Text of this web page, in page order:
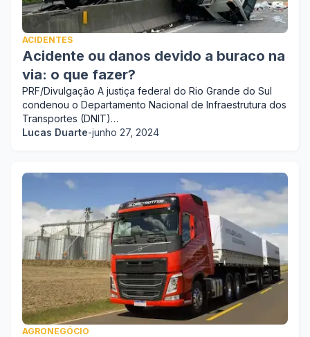
ACIDENTES
Acidente ou danos devido a buraco na
via: o que fazer?
PRF/Divulgação A justiça federal do Rio Grande do Sul
condenou o Departamento Nacional de Infraestrutura dos
Transportes (DNIT)…
Lucas Duarte-junho 27, 2024
AGRONEGÓCIO